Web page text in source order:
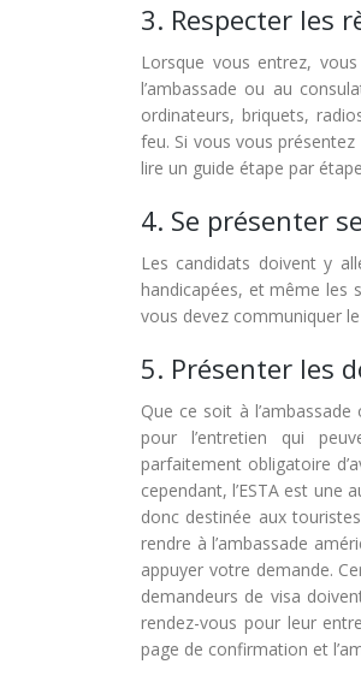
3. Respecter les
Lorsque vous entrez,
l’ambassade ou au
ordinateurs, briquets,
feu. Si vous vous
lire un guide étape par
4. Se présenter
Les candidats doivent y
handicapées, et même les
vous devez communiquer
5. Présenter les
Que ce soit à
pour l’entretien qui
parfaitement obligatoire
cependant, l’ESTA est
donc destinée aux
rendre à l’ambassade
appuyer votre demande.
demandeurs de visa
rendez-vous pour leur
page de confirmation et